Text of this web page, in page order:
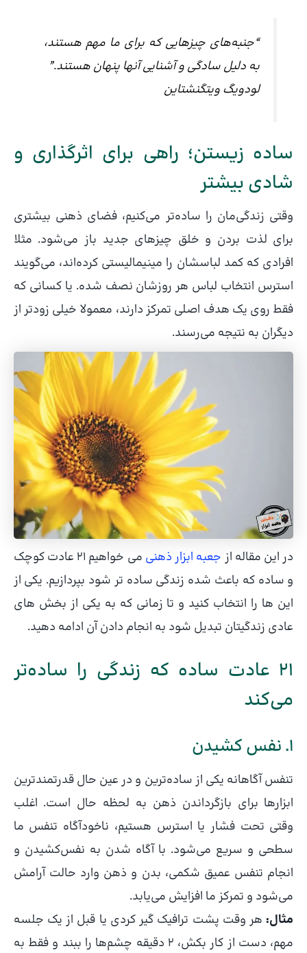
“جنبه‌های چیزهایی که برای ما مهم هستند،
به دلیل سادگی و آشنایی آنها پنهان هستند.”
لودویگ ویتگنشتاین
ساده زیستن؛ راهی برای اثرگذاری و
شادی بیشتر
وقتی زندگی‌مان را ساده‌تر می‌کنیم، فضای ذهنی بیشتری
برای لذت بردن و خلق چیزهای جدید باز می‌شود. مثلا
افرادی که کمد لباسشان را مینیمالیستی کرده‌اند، می‌گویند
استرس انتخاب لباس هر روزشان نصف شده. یا کسانی که
فقط روی یک هدف اصلی تمرکز دارند، معمولا خیلی زودتر از
دیگران به نتیجه می‌رسند.
در این مقاله از جعبه ابزار ذهنی
می خواهیم 21 عادت کوچک
و ساده که باعث شده زندگی ساده تر شود بپردازیم. یکی از
این ها را انتخاب کنید و تا زمانی که به یکی از بخش های
عادی زندگیتان تبدیل شود به انجام دادن آن ادامه دهید.
21 عادت ساده که زندگی را ساده‌تر
می‌کند
1. نفس کشیدن
تنفس آگاهانه یکی از ساده‌ترین و در عین حال قدرتمندترین
ابزارها برای بازگرداندن ذهن به لحظه حال است. اغلب
وقتی تحت فشار یا استرس هستیم، ناخودآگاه تنفس ما
سطحی و سریع می‌شود. با آگاه شدن به نفس‌کشیدن و
انجام تنفس عمیق شکمی، بدن و ذهن وارد حالت آرامش
می‌شود و تمرکز ما افزایش می‌یابد.
مثال: هر وقت پشت ترافیک گیر کردی یا قبل از یک جلسه
مهم، دست از کار بکش، 2 دقیقه چشم‌ها را ببند و فقط به